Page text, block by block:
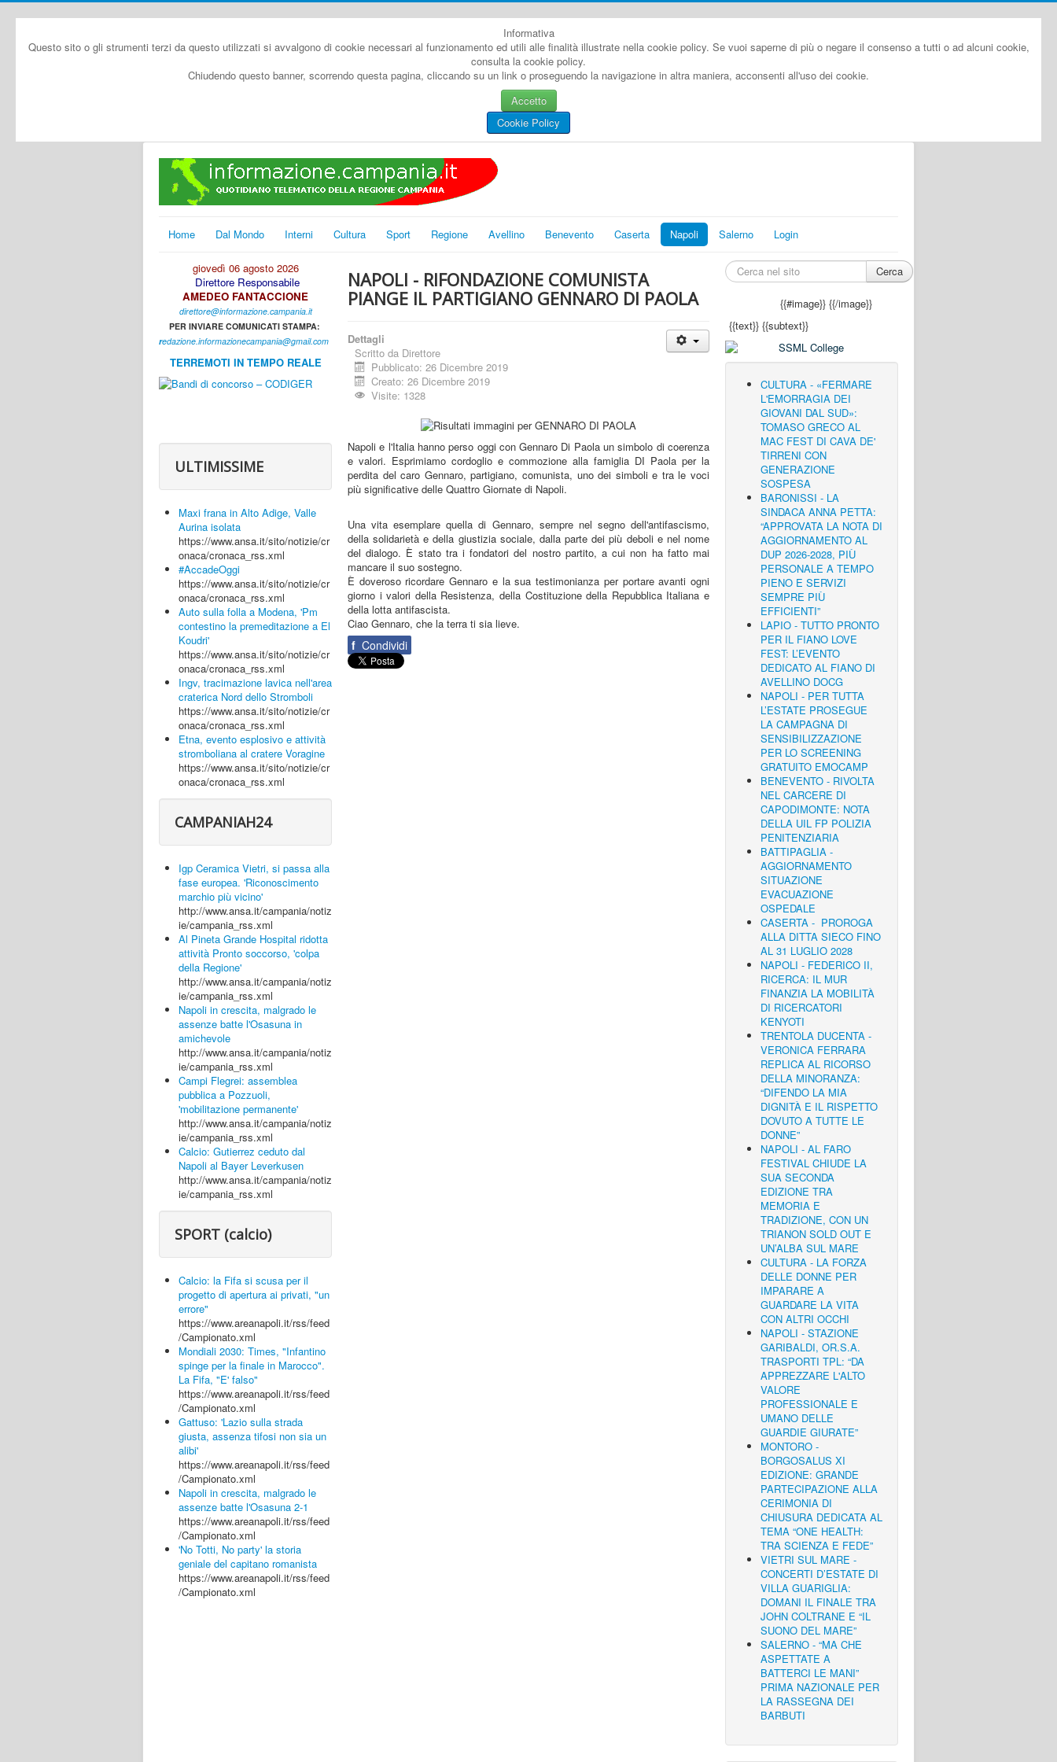
Informativa
Questo sito o gli strumenti terzi da questo utilizzati si avvalgono di cookie necessari al funzionamento ed utili alle finalità illustrate nella cookie policy. Se vuoi saperne di più o negare il consenso a tutti o ad alcuni cookie,
consulta la cookie policy.
Chiudendo questo banner, scorrendo questa pagina, cliccando su un link o proseguendo la navigazione in altra maniera, acconsenti all'uso dei cookie.
Accetto
Cookie Policy
Home Dal Mondo Interni Cultura Sport Regione Avellino Benevento Caserta Napoli Salerno Login
giovedì 06 agosto 2026
Direttore Responsabile
AMEDEO FANTACCIONE
direttore@informazione.campania.it
PER INVIARE COMUNICATI STAMPA:
redazione.informazionecampania@gmail.com
TERREMOTI IN TEMPO REALE
ULTIMISSIME
Maxi frana in Alto Adige, Valle
Aurina isolata
https://www.ansa.it/sito/notizie/cr
onaca/cronaca_rss.xml
#AccadeOggi
https://www.ansa.it/sito/notizie/cr
onaca/cronaca_rss.xml
Auto sulla folla a Modena, 'Pm
contestino la premeditazione a El
Koudri'
https://www.ansa.it/sito/notizie/cr
onaca/cronaca_rss.xml
Ingv, tracimazione lavica nell'area
craterica Nord dello Stromboli
https://www.ansa.it/sito/notizie/cr
onaca/cronaca_rss.xml
Etna, evento esplosivo e attività
stromboliana al cratere Voragine
https://www.ansa.it/sito/notizie/cr
onaca/cronaca_rss.xml
CAMPANIAH24
Igp Ceramica Vietri, si passa alla
fase europea. 'Riconoscimento
marchio più vicino'
http://www.ansa.it/campania/notiz
ie/campania_rss.xml
Al Pineta Grande Hospital ridotta
attività Pronto soccorso, 'colpa
della Regione'
http://www.ansa.it/campania/notiz
ie/campania_rss.xml
Napoli in crescita, malgrado le
assenze batte l'Osasuna in
amichevole
http://www.ansa.it/campania/notiz
ie/campania_rss.xml
Campi Flegrei: assemblea
pubblica a Pozzuoli,
'mobilitazione permanente'
http://www.ansa.it/campania/notiz
ie/campania_rss.xml
Calcio: Gutierrez ceduto dal
Napoli al Bayer Leverkusen
http://www.ansa.it/campania/notiz
ie/campania_rss.xml
SPORT (calcio)
Calcio: la Fifa si scusa per il
progetto di apertura ai privati, "un
errore"
https://www.areanapoli.it/rss/feed
/Campionato.xml
Mondiali 2030: Times, "Infantino
spinge per la finale in Marocco".
La Fifa, "E' falso"
https://www.areanapoli.it/rss/feed
/Campionato.xml
Gattuso: 'Lazio sulla strada
giusta, assenza tifosi non sia un
alibi'
https://www.areanapoli.it/rss/feed
/Campionato.xml
Napoli in crescita, malgrado le
assenze batte l'Osasuna 2-1
https://www.areanapoli.it/rss/feed
/Campionato.xml
'No Totti, No party' la storia
geniale del capitano romanista
https://www.areanapoli.it/rss/feed
/Campionato.xml
NAPOLI - RIFONDAZIONE COMUNISTA
PIANGE IL PARTIGIANO GENNARO DI PAOLA
Dettagli
Scritto da Direttore
Pubblicato: 26 Dicembre 2019
Creato: 26 Dicembre 2019
Visite: 1328
Napoli e l'Italia hanno perso oggi con Gennaro Di Paola un simbolo di coerenza
e valori. Esprimiamo cordoglio e commozione alla famiglia DI Paola per la
perdita del caro Gennaro, partigiano, comunista, uno dei simboli e tra le voci
più significative delle Quattro Giornate di Napoli.
Una vita esemplare quella di Gennaro, sempre nel segno dell'antifascismo,
della solidarietà e della giustizia sociale, dalla parte dei più deboli e nel nome
del dialogo. È stato tra i fondatori del nostro partito, a cui non ha fatto mai
mancare il suo sostegno.
È doveroso ricordare Gennaro e la sua testimonianza per portare avanti ogni
giorno i valori della Resistenza, della Costituzione della Repubblica Italiana e
della lotta antifascista.
Ciao Gennaro, che la terra ti sia lieve.
f Condividi
Cerca
{{#image}}{{/image}}
{{text}} {{subtext}}
CULTURA - «FERMARE
L'EMORRAGIA DEI
GIOVANI DAL SUD»:
TOMASO GRECO AL
MAC FEST DI CAVA DE'
TIRRENI CON
GENERAZIONE
SOSPESA
BARONISSI - LA
SINDACA ANNA PETTA:
“APPROVATA LA NOTA DI
AGGIORNAMENTO AL
DUP 2026-2028, PIÙ
PERSONALE A TEMPO
PIENO E SERVIZI
SEMPRE PIÙ
EFFICIENTI”
LAPIO - TUTTO PRONTO
PER IL FIANO LOVE
FEST: L’EVENTO
DEDICATO AL FIANO DI
AVELLINO DOCG
NAPOLI - PER TUTTA
L’ESTATE PROSEGUE
LA CAMPAGNA DI
SENSIBILIZZAZIONE
PER LO SCREENING
GRATUITO EMOCAMP
BENEVENTO - RIVOLTA
NEL CARCERE DI
CAPODIMONTE: NOTA
DELLA UIL FP POLIZIA
PENITENZIARIA
BATTIPAGLIA -
AGGIORNAMENTO
SITUAZIONE
EVACUAZIONE
OSPEDALE
CASERTA - PROROGA
ALLA DITTA SIECO FINO
AL 31 LUGLIO 2028
NAPOLI - FEDERICO II,
RICERCA: IL MUR
FINANZIA LA MOBILITÀ
DI RICERCATORI
KENYOTI
TRENTOLA DUCENTA -
VERONICA FERRARA
REPLICA AL RICORSO
DELLA MINORANZA:
“DIFENDO LA MIA
DIGNITÀ E IL RISPETTO
DOVUTO A TUTTE LE
DONNE”
NAPOLI - AL FARO
FESTIVAL CHIUDE LA
SUA SECONDA
EDIZIONE TRA
MEMORIA E
TRADIZIONE, CON UN
TRIANON SOLD OUT E
UN’ALBA SUL MARE
CULTURA - LA FORZA
DELLE DONNE PER
IMPARARE A
GUARDARE LA VITA
CON ALTRI OCCHI
NAPOLI - STAZIONE
GARIBALDI, OR.S.A.
TRASPORTI TPL: “DA
APPREZZARE L'ALTO
VALORE
PROFESSIONALE E
UMANO DELLE
GUARDIE GIURATE”
MONTORO -
BORGOSALUS XI
EDIZIONE: GRANDE
PARTECIPAZIONE ALLA
CERIMONIA DI
CHIUSURA DEDICATA AL
TEMA “ONE HEALTH:
TRA SCIENZA E FEDE”
VIETRI SUL MARE -
CONCERTI D’ESTATE DI
VILLA GUARIGLIA:
DOMANI IL FINALE TRA
JOHN COLTRANE E “IL
SUONO DEL MARE”
SALERNO - “MA CHE
ASPETTATE A
BATTERCI LE MANI”
PRIMA NAZIONALE PER
LA RASSEGNA DEI
BARBUTI